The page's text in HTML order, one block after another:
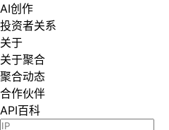
AI创作
投资者关系
关于
关于聚合
聚合动态
合作伙伴
API百科